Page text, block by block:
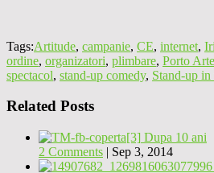
Tags:Artitude, campanie, CE, internet,
ordine, organizatori, plimbare, Porto Arte
spectacol, stand-up comedy, Stand-up
Related Posts
Dupa 10 ani
2 Comments | Sep 3, 2014